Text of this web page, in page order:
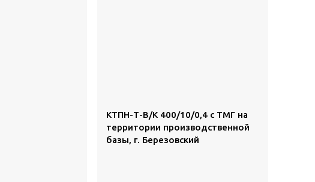
КТПН-Т-В/К 400/10/0,4 с ТМГ на
территории производственной
базы, г. Березовский